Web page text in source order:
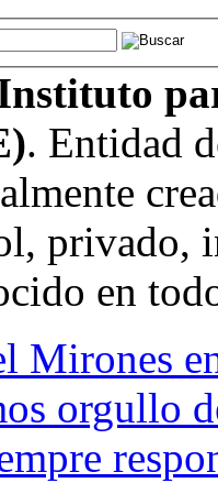
. Entidad
privado,
en
Mirones
orgullo